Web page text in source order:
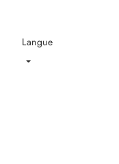
Langue
Language